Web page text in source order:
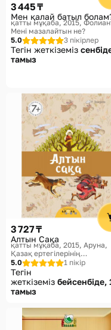
3 445 ₸
Мен қалай батыл
қатты мұқаба, 2015
Мені мазалайтын не?
5.0
3 пікірлер
Тегін жеткіземіз
тамыз
3 727 ₸
Алтын Сақа
қатты мұқаба, 2015 Аруна,
Қазақ ертегілерінің
антологиясы. Антология
казахских сказок
5.0 1 пікір
Тегін
жеткіземіз бейсенбіде,
тамыз